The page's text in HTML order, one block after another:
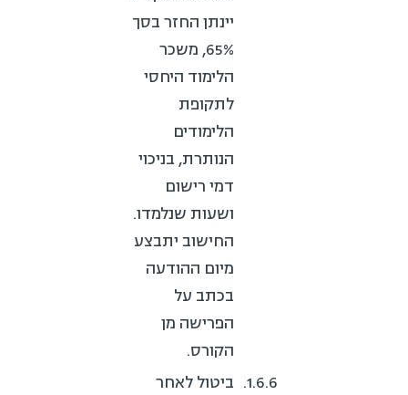
יינתן החזר בסך
65%, משכר
הלימוד היחסי
לתקופת
הלימודים
הנותרת, בניכוי
דמי רישום
ושעות שנלמדו.
החישוב יתבצע
מיום ההודעה
בכתב על
הפרישה מן
הקורס.
ביטול לאחר